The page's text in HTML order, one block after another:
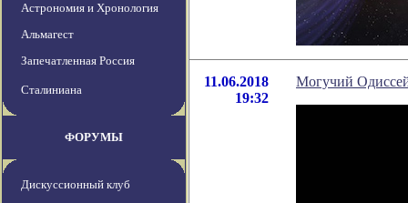
Астрономия и Хронология
Альмагест
Запечатленная Россия
Сталиниана
ФОРУМЫ
Дискуссионный клуб
11.06.2018
19:32
Могучий